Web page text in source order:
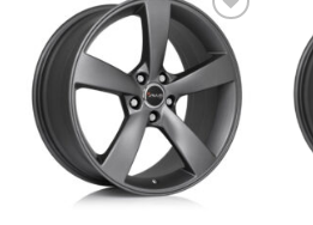
Aggiungi
alla lista
dei
desideri